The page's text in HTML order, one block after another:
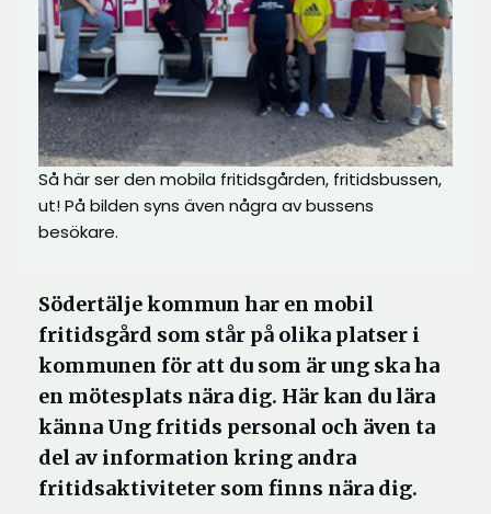
Så här ser den mobila fritidsgården, fritidsbussen,
ut! På bilden syns även några av bussens
besökare.
Södertälje kommun har en mobil
fritidsgård som står på olika platser i
kommunen för att du som är ung ska ha
en mötesplats nära dig. Här kan du lära
känna Ung fritids personal och även ta
del av information kring andra
fritidsaktiviteter som finns nära dig.